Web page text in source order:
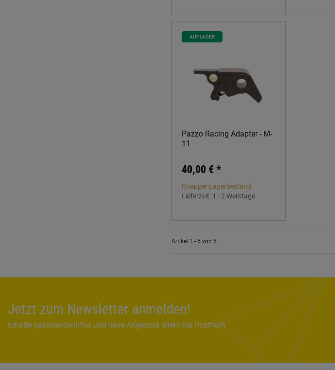
AUF LAGER
Pazzo Racing Adapter - M-
11
40,00 €*
Knapper Lagerbestand
Lieferzeit: 1 - 2 Werktage
Artikel 1 - 5 von 5
Jetzt zum Newsletter anmelden!
Erhalte spannende Infos und neue Angebote direkt ins Postfach